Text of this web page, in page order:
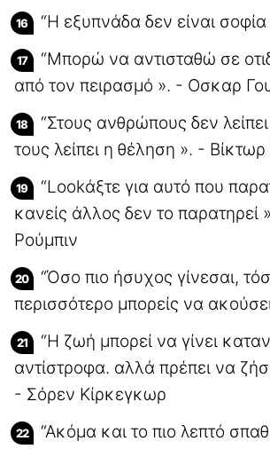
“Η εξυπνάδα δεν είναι σοφία
“Μπορώ να αντισταθώ σε
από τον πειρασμό ». - Οσκαρ
“Στους ανθρώπους δεν
τους λείπει η θέληση ». -
“Lookάξτε για αυτό που
κανείς άλλος δεν το παρατηρεί
Ρούμπιν
“Όσο πιο ήσυχος γίνεσαι,
περισσότερο μπορείς να
“Η ζωή μπορεί να γίνει
αντίστροφα. αλλά πρέπει να
- Σόρεν Κίρκεγκωρ
“Ακόμα και το πιο λεπτό